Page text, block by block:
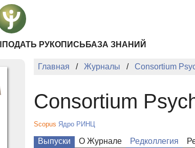
ПОДАТЬ РУКОПИСЬ БАЗА ЗНАНИЙ
Главная Журналы Consortium
Consortium
Scopus Ядро РИНЦ
Выпуски О Журнале Редколлегия